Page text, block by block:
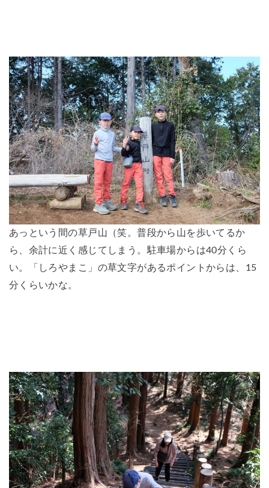
あっという間の草戸山（笑。普段から山を歩いてるか
ら、余計に近く感じてしまう。駐車場からは40分くら
い。「しろやまこ」の草文字があるポイントからは、15
分くらいかな。